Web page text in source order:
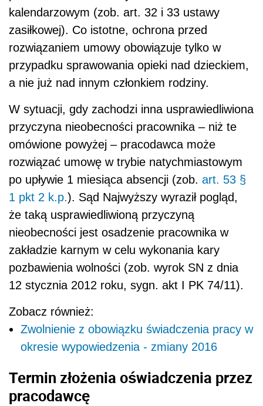
kalendarzowym (zob. art. 32 i 33 ustawy
zasiłkowej). Co istotne, ochrona przed
rozwiązaniem umowy obowiązuje tylko w
przypadku sprawowania opieki nad dzieckiem,
a nie już nad innym członkiem rodziny.
W sytuacji, gdy zachodzi inna usprawiedliwiona
przyczyna nieobecności pracownika – niż te
omówione powyżej – pracodawca może
rozwiązać umowę w trybie natychmiastowym
po upływie 1 miesiąca absencji (zob. art. 53 §
1 pkt 2 k.p.). Sąd Najwyższy wyraził pogląd,
że taką usprawiedliwioną przyczyną
nieobecności jest osadzenie pracownika w
zakładzie karnym w celu wykonania kary
pozbawienia wolności (zob. wyrok SN z dnia
12 stycznia 2012 roku, sygn. akt I PK 74/11).
Zobacz również:
Zwolnienie z obowiązku świadczenia pracy w
okresie wypowiedzenia - zmiany 2016
Termin złożenia oświadczenia przez
pracodawcę